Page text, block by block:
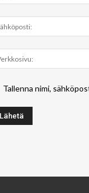
Tallenna nimi,